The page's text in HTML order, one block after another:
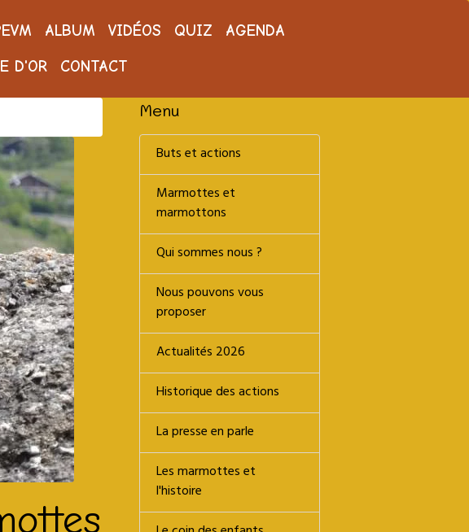
ALBUM VIDÉOS QUIZ
AGENDA
D'OR
CONTACT
Menu
Buts et actions
Marmottes et
marmottons
Qui sommes nous ?
Nous pouvons vous
proposer
Actualités 2026
Historique des actions
La presse en parle
Les marmottes et
l'histoire